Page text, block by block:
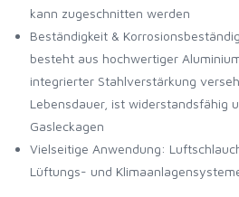
kann zugeschnitten werden
Beständigkeit &
besteht aus hochwertiger
integrierter Stahlverstärkung
Lebensdauer, ist widerstandsfähig
Gasleckagen
Vielseitige Anwendung:
Lüftungs- und